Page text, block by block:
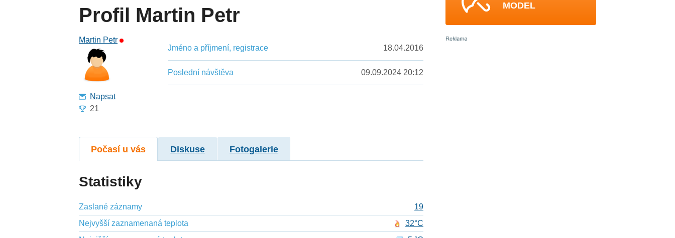
Profil Martin Petr
Martin Petr
Napsat
21
Jméno a příjmení, registrace 18.04.2016
Poslední návštěva 09.09.2024 20:12
Počasí u vás Diskuse Fotogalerie
Statistiky
Zaslané záznamy
19
Nejvyšší zaznamenaná teplota
32°C
MODEL